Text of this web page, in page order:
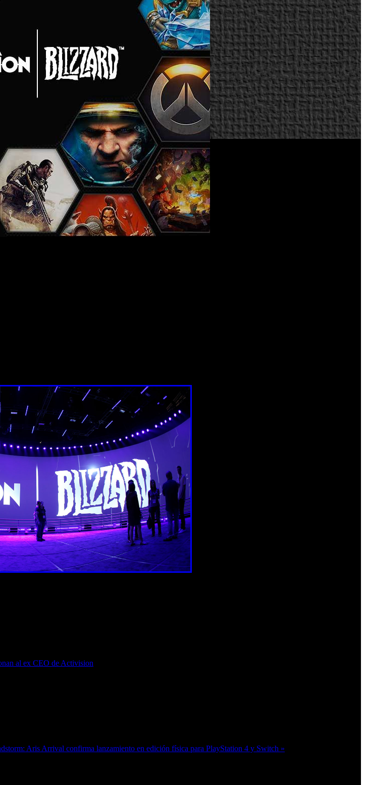
al ex CEO de Activision
Aris Arrival confirma lanzamiento en edición física para PlayStation 4 y Switch »